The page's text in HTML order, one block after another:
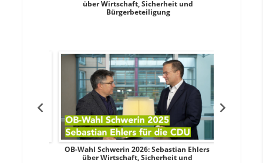
über Wirtschaft, Sicherheit und
Bürgerbeteiligung
OB-Wahl Schwerin 2026: Sebastian Ehlers
über Wirtschaft, Sicherheit und